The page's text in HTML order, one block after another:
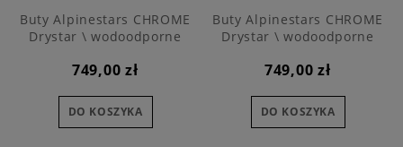
Buty Alpinestars CHROME
Drystar \ wodoodporne
749,00 zł
DO KOSZYKA
Buty Alpinestars CHROME
Drystar \ wodoodporne
749,00 zł
DO KOSZYKA